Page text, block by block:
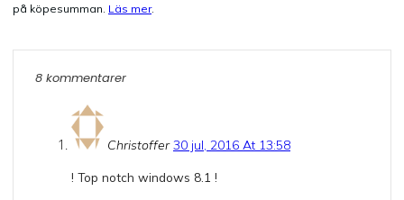
på köpesumman. Läs mer.
8 kommentarer
Christoffer 30 jul, 2016 At 13:58
! Top notch windows 8.1 !